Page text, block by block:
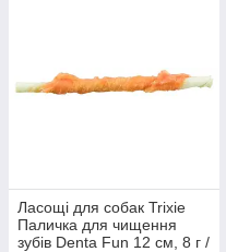
Ласощі для собак Trixie
Паличка для чищення
зубів Denta Fun 12 см, 8 г /